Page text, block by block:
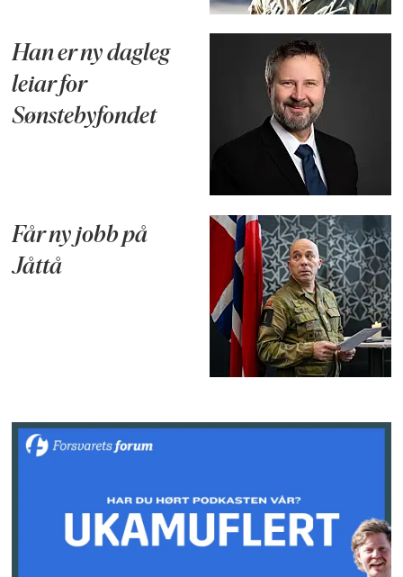
Han er ny dagleg
leiar for
Sønstebyfondet
Får ny jobb på
Jåttå